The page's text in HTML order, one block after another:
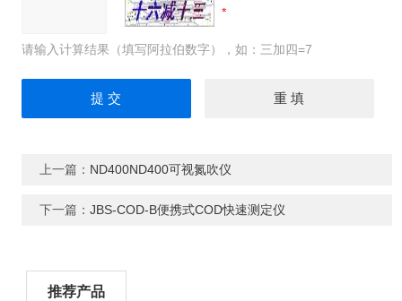
请输入计算结果（填写阿拉伯数字），如：三加四=7
上一篇： ND400ND400可视氮吹仪
下一篇： JBS-COD-B便携式COD快速测定仪
推荐产品